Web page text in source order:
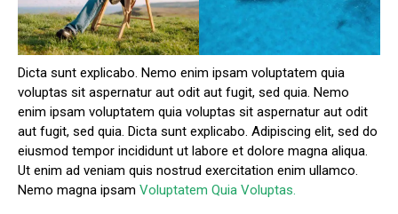
Dicta sunt explicabo. Nemo enim ipsam voluptatem quia
voluptas sit aspernatur aut odit aut fugit, sed quia. Nemo
enim ipsam voluptatem quia voluptas sit aspernatur aut odit
aut fugit, sed quia. Dicta sunt explicabo. Adipiscing elit, sed do
eiusmod tempor incididunt ut labore et dolore magna aliqua.
Ut enim ad veniam quis nostrud exercitation enim ullamco.
Nemo magna ipsam Voluptatem Quia Voluptas.